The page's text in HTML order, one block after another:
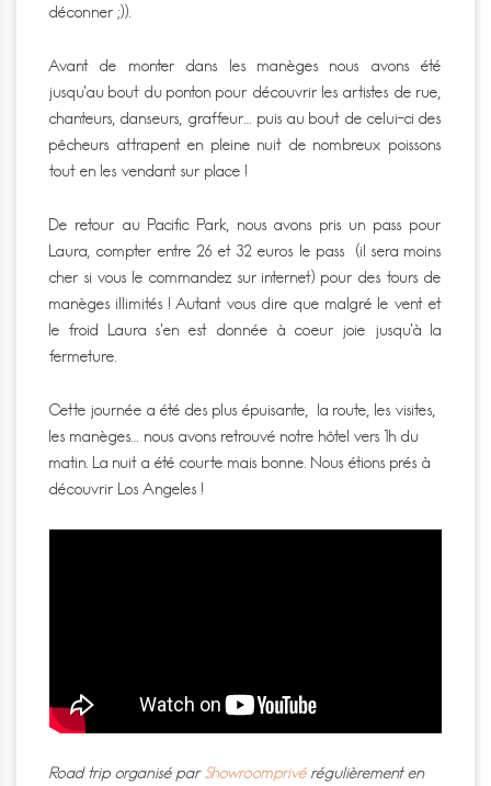
déconner ;)).
Avant de monter dans les manèges nous avons été
jusqu’au bout du ponton pour découvrir les artistes de rue,
chanteurs, danseurs, graffeur… puis au bout de celui-ci des
pêcheurs attrapent en pleine nuit de nombreux poissons
tout en les vendant sur place !
De retour au Pacific Park, nous avons pris un pass pour
Laura, compter entre 26 et 32 euros le pass (il sera moins
cher si vous le commandez sur internet) pour des tours de
manèges illimités ! Autant vous dire que malgré le vent et
le froid Laura s’en est donnée à coeur joie jusqu’à la
fermeture.
Cette journée a été des plus épuisante, la route, les visites,
les manèges… nous avons retrouvé notre hôtel vers 1h du
matin. La nuit a été courte mais bonne. Nous étions prés à
découvrir Los Angeles !
Road trip organisé parShowroomprivé régulièrement en